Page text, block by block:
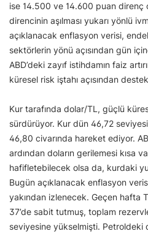
ise 14.500 ve 14.600 puan direnç
direncinin aşılması yukarı yönlü
açıklanacak enflasyon verisi,
sektörlerin yönü açısından gün
ABD’deki zayıf istihdamın faiz
küresel risk iştahı açısından
Kur tarafında dolar/TL, güçlü
sürdürüyor. Kur dün 46,72
46,80 civarında hareket ediyor.
ardından doların gerilemesi kısa
hafifletebilecek olsa da, kurdaki
Bugün açıklanacak enflasyon
yakından izlenecek. Geçen hafta
37’de sabit tutmuş, toplam
seviyesine yükselmişti. Petroldeki